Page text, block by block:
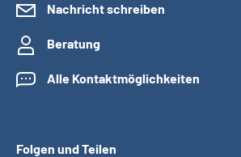
Nachricht schreiben
Beratung
Alle Kontaktmöglichkeiten
Folgen und Teilen